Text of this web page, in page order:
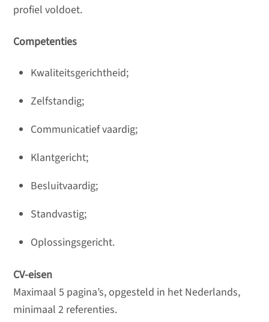
profiel voldoet.
Competenties
Kwaliteitsgerichtheid;
Zelfstandig;
Communicatief vaardig;
Klantgericht;
Besluitvaardig;
Standvastig;
Oplossingsgericht.
CV-eisen
Maximaal 5 pagina’s, opgesteld in het Nederlands,
minimaal 2 referenties.